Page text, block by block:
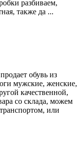
разбиваем,
также да ...
обувь из
мужские, женские,
качественной,
со склада, можем
или